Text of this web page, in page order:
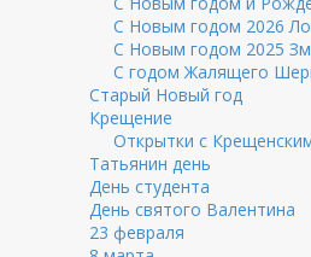
С Новым годом 2026
С Новым годом 2025
С годом Жалящего
Старый Новый год
Крещение
Открытки с
Татьянин день
День студента
День святого Валентина
23 февраля